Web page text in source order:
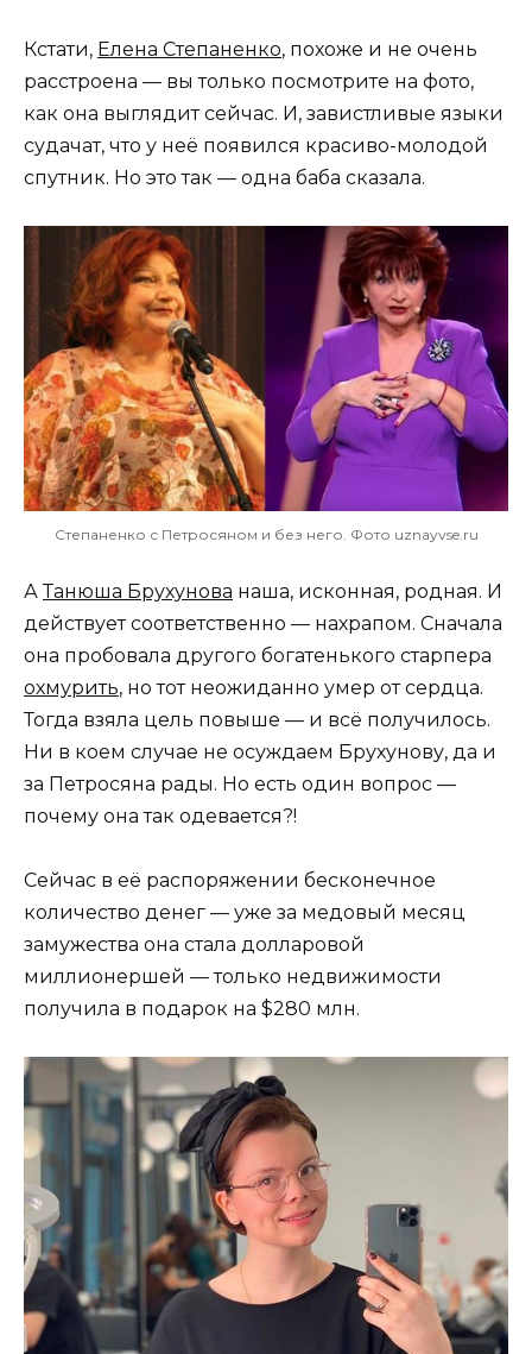
Кстати, Елена Степаненко, похоже и не очень
расстроена — вы только посмотрите на фото,
как она выглядит сейчас. И, завистливые языки
судачат, что у неё появился красиво-молодой
спутник. Но это так — одна баба сказала.
Степаненко с Петросяном и без него. Фото uznayvse.ru
АТанюша Брухунова наша, исконная, родная. И
действует соответственно — нахрапом. Сначала
она пробовала другого богатенького старпера
охмурить, но тот неожиданно умер от сердца.
Тогда взяла цель повыше — и всё получилось.
Ни в коем случае не осуждаем Брухунову, да и
за Петросяна рады. Но есть один вопрос —
почему она так одевается?!
Сейчас в её распоряжении бесконечное
количество денег — уже за медовый месяц
замужества она стала долларовой
миллионершей — только недвижимости
получила в подарок на $280 млн.